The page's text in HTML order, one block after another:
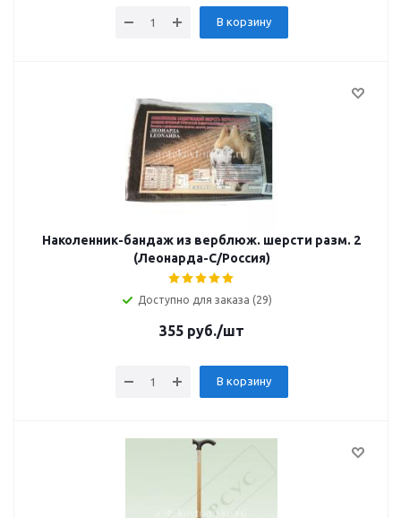
В корзину
Наколенник-бандаж из верблюж. шерсти разм. 2
(Леонарда-С/Россия)
Доступно для заказа (29)
355руб./шт
В корзину